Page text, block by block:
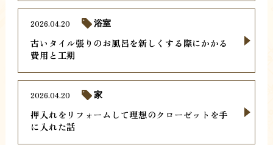
古いタイル張りのお風呂を新しくする際にかかる
費用と工期
2026.04.20 浴室
押入れをリフォームして理想のクローゼットを手
に入れた話
2026.04.20 家